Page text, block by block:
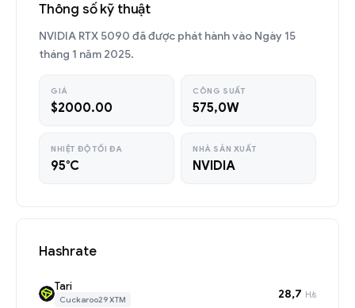
Thông số kỹ thuật
NVIDIA RTX 5090 đã được phát hành vào Ngày 15
tháng 1 năm 2025.
GIÁ
$2000.00
CÔNG SUẤT
575,0W
NHIỆT ĐỘ TỐI ĐA
95°C
NHÀ SẢN XUẤT
NVIDIA
Hashrate
Tari
Cuckaroo29 XTM 28,7 H/s